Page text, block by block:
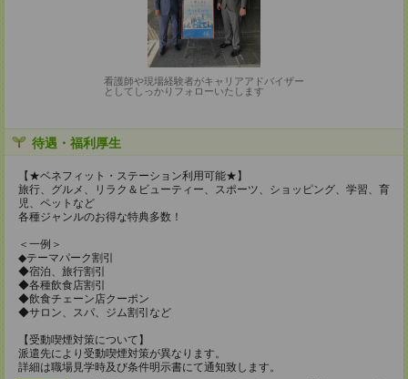
看護師や現場経験者がキャリアアドバイザー
としてしっかりフォローいたします
待遇・福利厚生
【★ベネフィット・ステーション利用可能★】
旅行、グルメ、リラク＆ビューティー、スポーツ、ショッピング、学習、育
児、ペットなど
各種ジャンルのお得な特典多数！
＜一例＞
◆テーマパーク割引
◆宿泊、旅行割引
◆各種飲食店割引
◆飲食チェーン店クーポン
◆サロン、スパ、ジム割引など
【受動喫煙対策について】
派遣先により受動喫煙対策が異なります。
詳細は職場見学時及び条件明示書にて通知致します。